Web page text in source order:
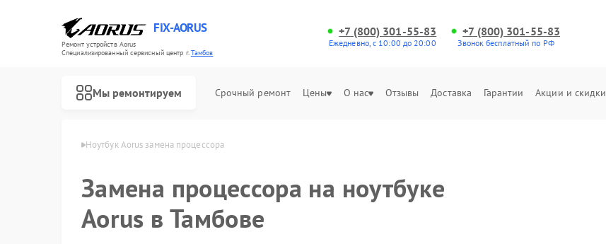
FIX-AORUS
Ремонт устройств Aorus
Специализированный cервисный центр г.Тамбов
+7 (800) 301-55-83
Ежедневно, с 10:00 до 20:00
+7 (800) 301-55-83
Звонок бесплатный по РФ
Мы ремонтируем Срочный ремонт Цены О нас Отзывы Доставка Гарантии Акции и скидки
Ноутбук Aorus замена процессора
Замена процессора на ноутбуке
Aorus в Тамбове